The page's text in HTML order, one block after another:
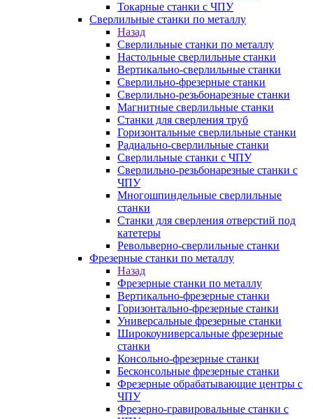
Токарные станки с ЧПУ
Сверлильные станки по металлу
Назад
Сверлильные станки по металлу
Настольные сверлильные станки
Вертикально-сверлильные станки
Сверлильно-фрезерные станки
Сверлильно-резьбонарезные станки
Магнитные сверлильные станки
Станки для сверления труб
Горизонтальные сверлильные станки
Радиально-сверлильные станки
Сверлильные станки с ЧПУ
Сверлильно-резьбонарезные станки с
ЧПУ
Многошпиндельные сверлильные
станки
Станки для сверления отверстий под
катетеры
Револьверно-сверлильные станки
Фрезерные станки по металлу
Назад
Фрезерные станки по металлу
Вертикально-фрезерные станки
Горизонтально-фрезерные станки
Универсальные фрезерные станки
Широкоуниверсальные фрезерные
станки
Консольно-фрезерные станки
Бесконсольные фрезерные станки
Фрезерные обрабатывающие центры с
ЧПУ
Фрезерно-гравировальные станки с